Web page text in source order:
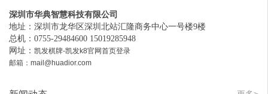
深圳市华典智慧科技有限公司
地址：深圳市龙华区深圳北站汇隆商务中心一号楼9楼
总机：0755-29484600 15019285948
网址： 凯发棋牌-凯发k8官网首页登录
邮箱： mail@huadior.com